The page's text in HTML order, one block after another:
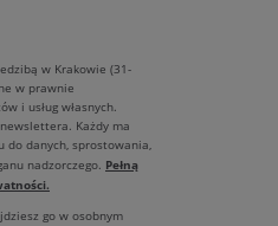
stwórz swój wymarzony set z
w Krakowie (31-
w prawnie
i usług własnych.
Każdy ma
do danych, sprostowania,
nadzorczego. Pełną
go w osobnym